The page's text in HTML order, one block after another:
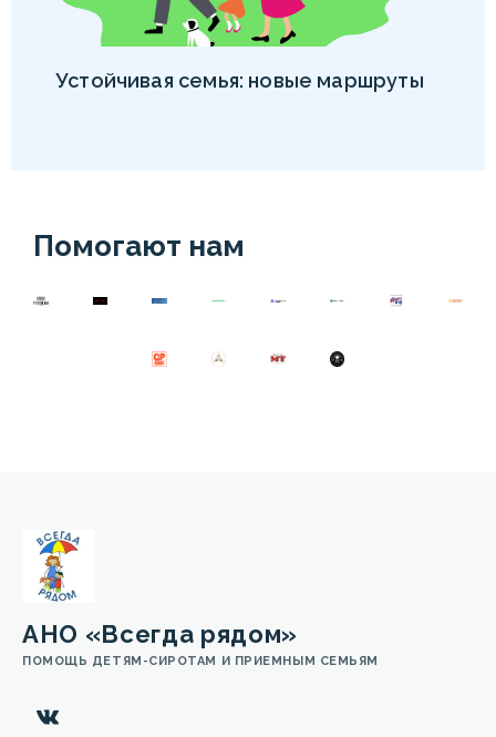
Устойчивая семья: новые маршруты
Помогают нам
АНО «Всегда рядом»
ПОМОЩЬ ДЕТЯМ-СИРОТАМ И ПРИЕМНЫМ СЕМЬЯМ